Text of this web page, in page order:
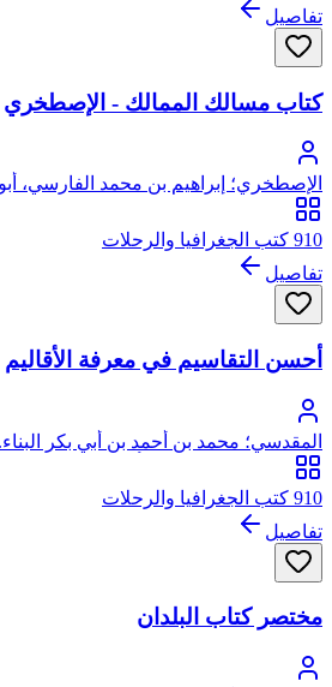
تفاصيل
كتاب مسالك الممالك - الإصطخري
الإصطخري؛ إبراهيم بن محمد الفارسي،
ويقال له الكرخي
910 كتب الجغرافيا والرحلات
تفاصيل
أحسن التقاسيم في معرفة الأقاليم
المقدسي؛ محمد بن أحمد بن أبي بكر
البشاري، شمس الدين، أبو عبد الله
910 كتب الجغرافيا والرحلات
تفاصيل
مختصر كتاب البلدان